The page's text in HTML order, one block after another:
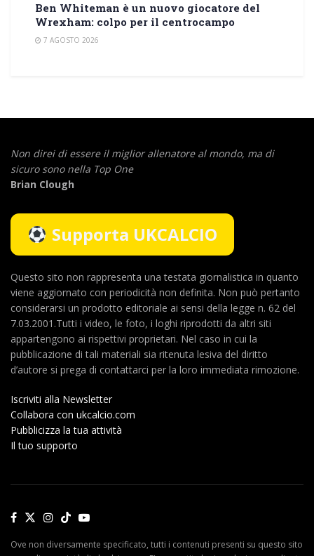
Ben Whiteman è un nuovo giocatore del
Wrexham: colpo per il centrocampo
7 AGOSTO 2026
Non direi di essere il miglior allenatore al mondo, ma di
sicuro sono nella Top One
Brian Clough
Supporta UKCALCIO
Questo sito non rappresenta una testata giornalistica in quanto
viene aggiornato con periodicità non definita. Non può pertanto
considerarsi un prodotto editoriale ai sensi della legge n. 62 del
7.03.2001.Tutti i video, le foto, i loghi riprodotti da altri siti
appartengono ai rispettivi proprietari. Nel caso in cui la
pubblicazione di tali materiali sia ritenuta lesiva del diritto
d’autore si prega di contattarci per la loro immediata rimozione.
Iscriviti alla Newsletter
Collabora con ukcalcio.com
Pubblicizza la tua attività
Il tuo supporto
Ove non diversamente specificato, tutti i contenuti presenti su questo sito